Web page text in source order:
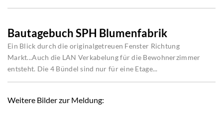
Bautagebuch SPH Blumenfabrik
Ein Blick durch die originalgetreuen Fenster Richtung
Markt...Auch die LAN Verkabelung für die Bewohnerzimmer
entsteht. Die 4 Bündel sind nur für eine Etage...
Weitere Bilder zur Meldung: